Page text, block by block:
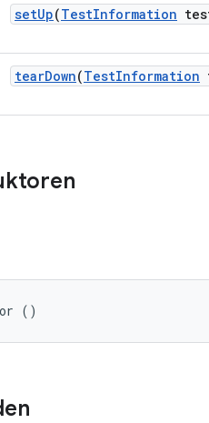
setUp(TestInformation
tearDown(TestInformation
()